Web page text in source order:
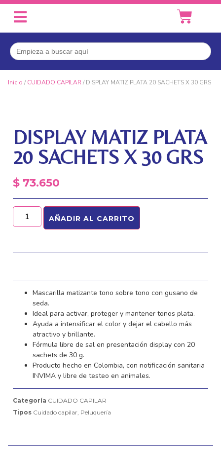
Buscar:
Inicio /CUIDADO CAPILAR/ DISPLAY MATIZ PLATA 20 SACHETS X 30 GRS
DISPLAY MATIZ PLATA
20 SACHETS X 30 GRS
$ 73.650
AÑADIR AL CARRITO
Mascarilla matizante tono sobre tono con gusano de
seda.
Ideal para activar, proteger y mantener tonos plata.
Ayuda a intensificar el color y dejar el cabello más
atractivo y brillante.
Fórmula libre de sal en presentación display con 20
sachets de 30 g.
Producto hecho en Colombia, con notificación sanitaria
INVIMA y libre de testeo en animales.
Categoría CUIDADO CAPILAR
Tipos Cuidado capilar, Peluquería